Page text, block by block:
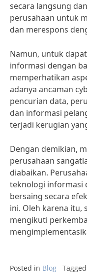
secara langsung
perusahaan untuk
dan merespons
Namun, untuk
informasi dengan
memperhatikan
adanya ancaman
pencurian data,
dan informasi
terjadi kerugian
Dengan demikian,
perusahaan
diabaikan.
teknologi informasi
bersaing secara
ini. Oleh karena itu,
mengikuti
Posted in Blog Tagged